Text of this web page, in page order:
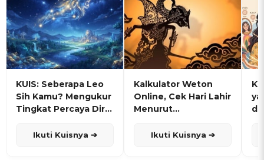
KUIS: Seberapa Leo
Sih Kamu? Mengukur
Tingkat Percaya Diri
Ikuti Kuisnya ➔
Kalkulator Weton
Online, Cek Hari Lahir
Menurut
Ikuti Kuisnya ➔